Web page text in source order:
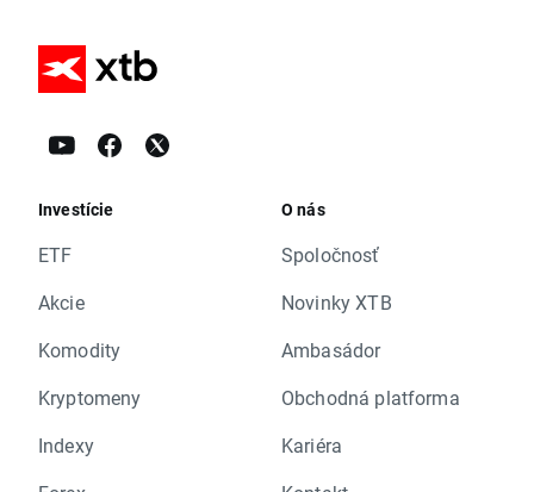
Investície
ETF
Akcie
Komodity
Kryptomeny
Indexy
O nás
Spoločnosť
Novinky XTB
Ambasádor
Obchodná platforma
Kariéra